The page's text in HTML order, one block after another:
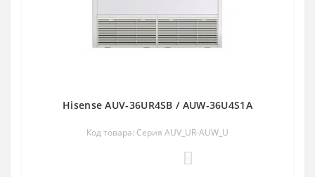
Hisense AUV-36UR4SB / AUW-36U4S1A
Код товара: Серия AUV_UR-AUW_U